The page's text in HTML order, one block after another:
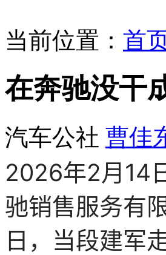
当前位置： 首
在奔驰没干
汽车公社 曹佳
2026年2月14
驰销售服务有
日，当段建军